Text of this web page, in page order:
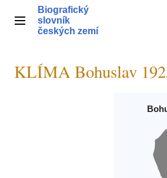
obsahHlavní menu
Biografický
slovník
českých zemí
KLÍMA Bohuslav